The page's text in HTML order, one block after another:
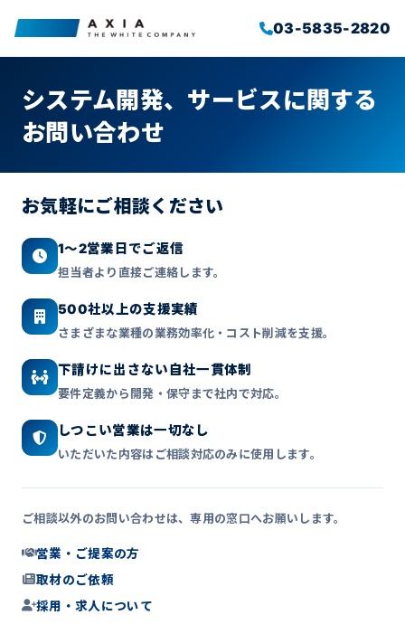
03-5835-2820
システム開発、サービスに関する
お問い合わせ
お気軽にご相談ください
1〜2営業日でご返信
担当者より直接ご連絡します。
500社以上の支援実績
さまざまな業種の業務効率化・コスト削減を支援。
下請けに出さない自社一貫体制
要件定義から開発・保守まで社内で対応。
しつこい営業は一切なし
いただいた内容はご相談対応のみに使用します。
ご相談以外のお問い合わせは、専用の窓口へお願いします。
営業・ご提案の方
取材のご依頼
採用・求人について